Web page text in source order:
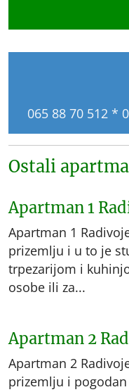
065 88 70 512 *
Ostali
Apartman 1
Apartman 1
prizemlju i u to je
trpezarijom i
osobe ili za...
Apartman 2
Apartman 2
prizemlju i